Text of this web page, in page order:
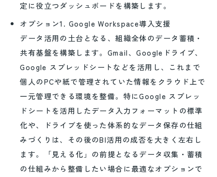
定に役立つダッシュボードを構築します。
オプション1. Google Workspace導入支援
データ活用の土台となる、組織全体のデータ蓄積・
共有基盤を構築します。Gmail、Googleドライブ、
Google スプレッドシートなどを活用し、これまで
個人のPCや紙で管理されていた情報をクラウド上で
一元管理できる環境を整備。特にGoogle スプレッ
ドシートを活用したデータ入力フォーマットの標準
化や、ドライブを使った体系的なデータ保存の仕組
みづくりは、その後のBI活用の成否を大きく左右し
ます。「見える化」の前提となるデータ収集・蓄積
の仕組みから整備したい場合に最適なオプションで